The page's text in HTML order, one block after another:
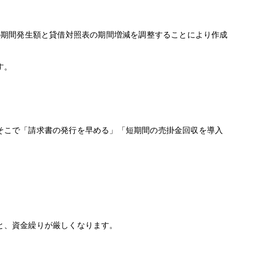
間発生額と貸借対照表の期間増減を調整することにより作成
で「請求書の発行を早める」「短期間の売掛金回収を導入
資金繰りが厳しくなります。